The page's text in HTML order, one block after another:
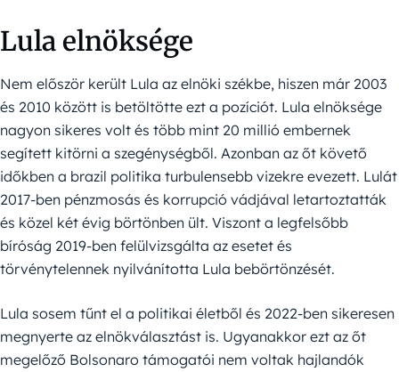
Lula elnöksége
Nem először került Lula az elnöki székbe, hiszen már 2003
és 2010 között is betöltötte ezt a pozíciót. Lula elnöksége
nagyon sikeres volt és több mint 20 millió embernek
segített kitörni a szegénységből. Azonban az őt követő
időkben a brazil politika turbulensebb vizekre evezett. Lulát
2017-ben pénzmosás és korrupció vádjával letartoztatták
és közel két évig börtönben ült. Viszont a legfelsőbb
bíróság 2019-ben felülvizsgálta az esetet és
törvénytelennek nyilvánította Lula bebörtönzését.
Lula sosem tűnt el a politikai életből és 2022-ben sikeresen
megnyerte az elnökválasztást is. Ugyanakkor ezt az őt
megelőző Bolsonaro támogatói nem voltak hajlandók